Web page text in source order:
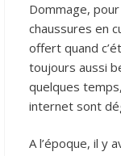
Dommage,
chaussures en
offert quand
toujours aussi
quelques
internet sont
A l’époque, il y